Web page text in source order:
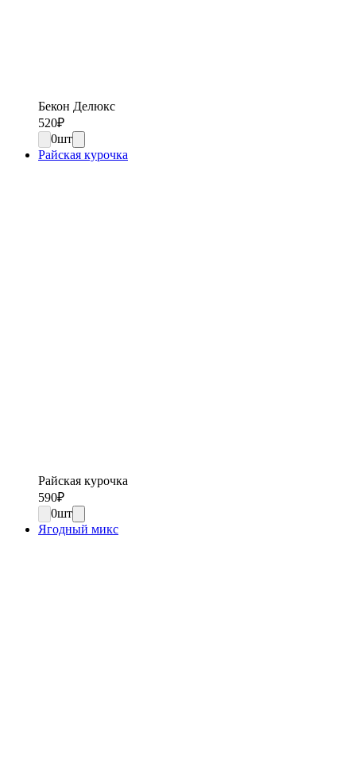
Бекон Делюкс
520₽
0шт
Райская курочка
Райская курочка
590₽
0шт
Ягодный микс